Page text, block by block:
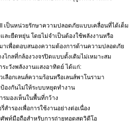
เป็นหน่วยรักษาความปลอดภัยแบบเคลื่อนที่ได้เต็ม
ละยืดหยุ่น โดยไม่จำเป็นต้องใช้พลังงานหรือ
าเพื่อตอบสนองความต้องการด้านความปลอดภัย
กลที่กล้องวงจรปิดแบบดั้งเดิมไม่เหมาะสม
ะวังพลังงานแสงอาทิตย์ ได้แก่:
ลือกเลนส์ความร้อนหรือเลนส์พาโนรามา
องกันไม่ให้ระบบหยุดทำงาน
รมองเห็นในพื้นที่กว้าง
สำรองเพื่อการใช้งานอย่างต่อเนื่อง
ศัพท์มือถือสำหรับการถ่ายทอดสดวิดีโอ